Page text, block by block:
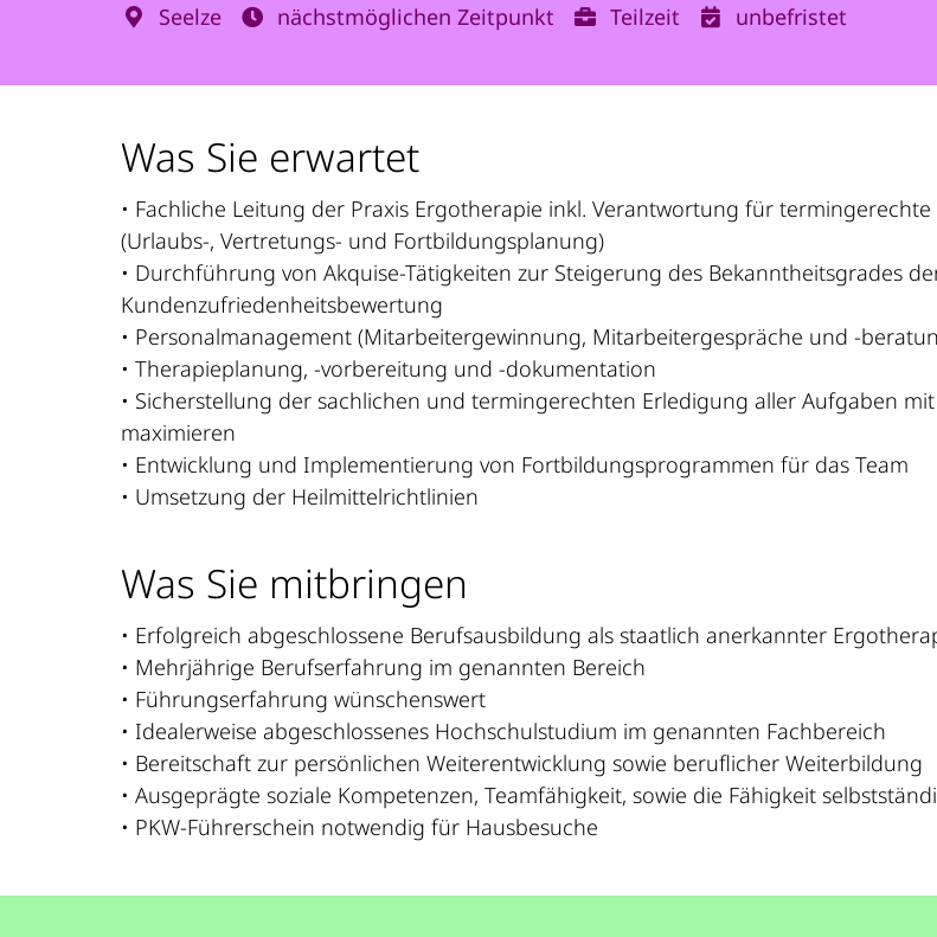
Seelze nächstmöglichen Zeitpunkt Teilzeit unbefristet
Was Sie erwartet
• Fachliche Leitung der Praxis Ergotherapie inkl. Verantwortung für
(Urlaubs-, Vertretungs- und Fortbildungsplanung)
• Durchführung von Akquise-Tätigkeiten zur Steigerung des Bekanntheitsgrades
Kundenzufriedenheitsbewertung
• Personalmanagement (Mitarbeitergewinnung, Mitarbeitergespräche und -
• Therapieplanung, -vorbereitung und -dokumentation
• Sicherstellung der sachlichen und termingerechten Erledigung aller Aufgaben
maximieren
• Entwicklung und Implementierung von Fortbildungsprogrammen für das Team
• Umsetzung der Heilmittelrichtlinien
Was Sie mitbringen
• Erfolgreich abgeschlossene Berufsausbildung als staatlich anerkannter
• Mehrjährige Berufserfahrung im genannten Bereich
• Führungserfahrung wünschenswert
• Idealerweise abgeschlossenes Hochschulstudium im genannten Fachbereich
• Bereitschaft zur persönlichen Weiterentwicklung sowie beruflicher Weiterbildung
• Ausgeprägte soziale Kompetenzen, Teamfähigkeit, sowie die Fähigkeit
• PKW-Führerschein notwendig für Hausbesuche